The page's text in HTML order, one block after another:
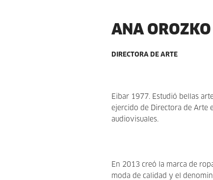
ANA
DIRECTORA DE ARTE
Eibar 1977. Estudió bellas
ejercido de Directora de Arte
audiovisuales.
En 2013 creó la marca de
moda de calidad y el